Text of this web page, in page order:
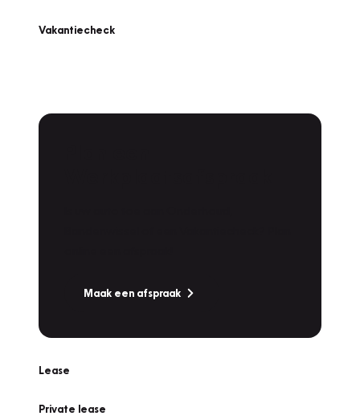
Vakantiecheck
Maak een afspraak
Lease
Private lease